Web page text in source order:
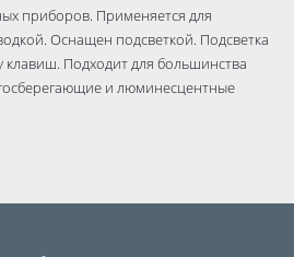
приборов. Применяется для
Оснащен подсветкой. Подсветка
клавиш. Подходит для большинства
и люминесцентные